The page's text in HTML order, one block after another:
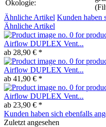
Ökologie:
Ähnliche Artikel Kunden haben
Ähnliche Artikel
Airflow DUPLEX Vent...
ab 28,90 € *
Airflow DUPLEX Vent...
ab 41,90 € *
Airflow DUPLEX Vent...
ab 23,90 € *
Kunden haben sich ebenfalls
Zuletzt angesehen